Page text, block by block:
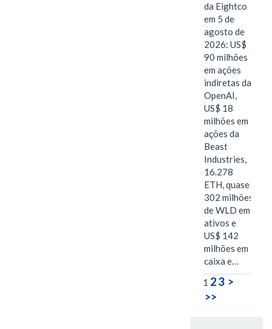
da Eightco
em 5 de
agosto de
2026: US$
90 milhões
em ações
indiretas da
OpenAI,
US$ 18
milhões em
ações da
Beast
Industries,
16.278
ETH, quase
302 milhões
de WLD em
ativos e
US$ 142
milhões em
caixa e…
1 23 >
>>